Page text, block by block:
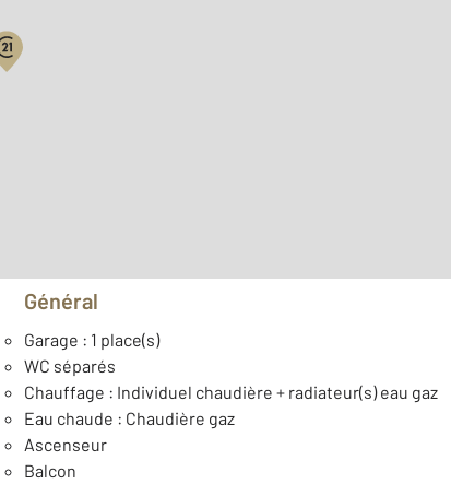
Général
Garage : 1 place(s)
WC séparés
Chauffage : Individuel chaudière + radiateur(s) eau gaz
Eau chaude : Chaudière gaz
Ascenseur
Balcon